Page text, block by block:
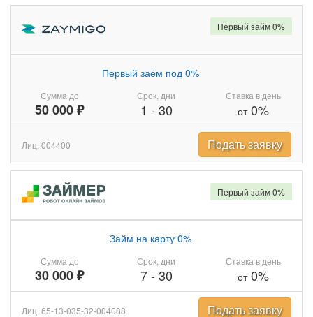
Сумма до
50 000 ₽
Первый заём под 0%
Срок, дни
1 - 30
Ставка в день
от0%
Первый займ 0%
Лиц. 004400 Подать заявку
Сумма до
30 000 ₽
Займ на карту 0%
Срок, дни
7- 30
Ставка в день
от0%
Первый займ 0%
Лиц. 65-13-035-32-004088 Подать заявку